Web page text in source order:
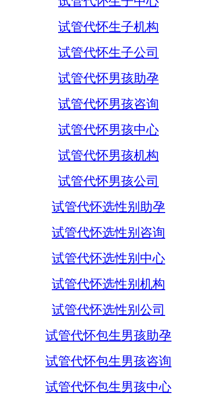
试管代怀生子机构
试管代怀生子公司
试管代怀男孩助孕
试管代怀男孩咨询
试管代怀男孩中心
试管代怀男孩机构
试管代怀男孩公司
试管代怀选性别助孕
试管代怀选性别咨询
试管代怀选性别中心
试管代怀选性别机构
试管代怀选性别公司
试管代怀包生男孩助孕
试管代怀包生男孩咨询
试管代怀包生男孩中心